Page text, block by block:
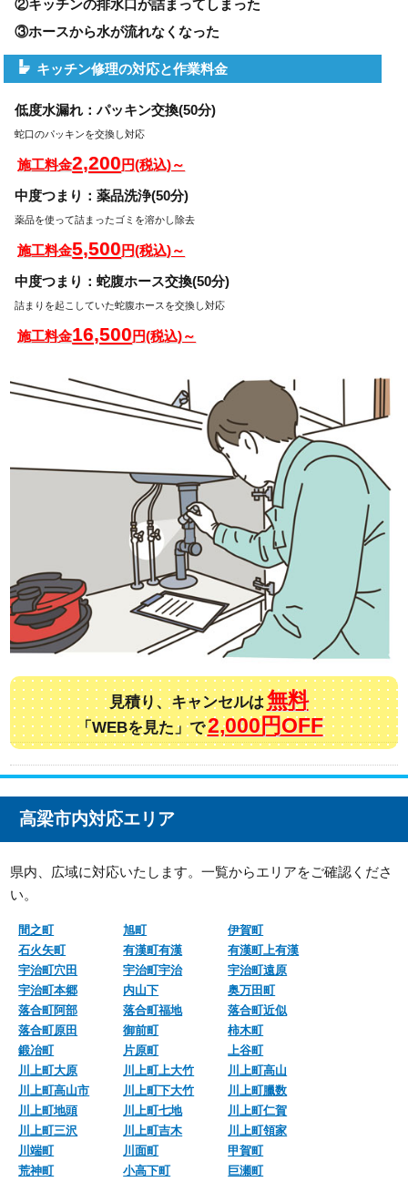
②キッチンの排水口が詰まってしまった
③ホースから水が流れなくなった
キッチン修理の対応と作業料金
低度水漏れ：パッキン交換(50分)
蛇口のパッキンを交換し対応
施工料金2,200円(税込)～
中度つまり：薬品洗浄(50分)
薬品を使って詰まったゴミを溶かし除去
施工料金5,500円(税込)～
中度つまり：蛇腹ホース交換(50分)
詰まりを起こしていた蛇腹ホースを交換し対応
施工料金16,500円(税込)～
見積り、キャンセルは 無料
「WEBを見た」で2,000円OFF
高梁市内対応エリア
県内、広域に対応いたします。一覧からエリアをご確認くださ
い。
間之町 旭町
伊賀町
石火矢町
有漢町有漢
有漢町上有漢
宇治町穴田
宇治町宇治
宇治町遠原
宇治町本郷
内山下
奥万田町
落合町阿部
落合町福地
落合町近似
落合町原田
御前町
柿木町
鍛冶町
片原町
上谷町
川上町大原
川上町上大竹
川上町高山
川上町高山市
川上町下大竹
川上町臘数
川上町地頭
川上町七地
川上町仁賀
川上町三沢
川上町吉木
川上町領家
川端町
川面町
甲賀町
荒神町
小高下町
巨瀬町